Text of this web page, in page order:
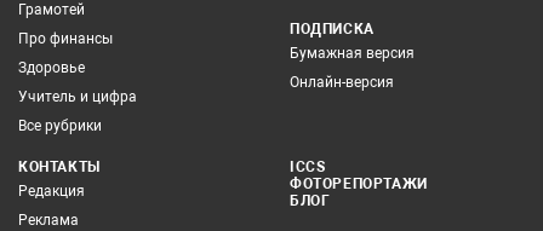
Грамотей
Про финансы
Здоровье
Учитель и цифра
Все рубрики
ПОДПИСКА
Бумажная версия
Онлайн-версия
КОНТАКТЫ
Редакция
Реклама
ICCS
ФОТОРЕПОРТАЖИ
БЛОГ